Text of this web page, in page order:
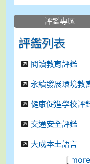
評鑑專區
評鑑列表
閱讀教育評鑑
永續發展環境教
健康促進學校評
交通安全評鑑
大成本土語言
[